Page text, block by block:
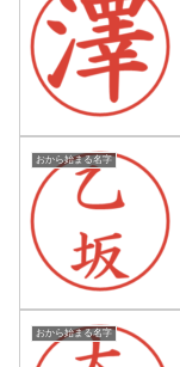
おから始まる名字
おから始まる名字